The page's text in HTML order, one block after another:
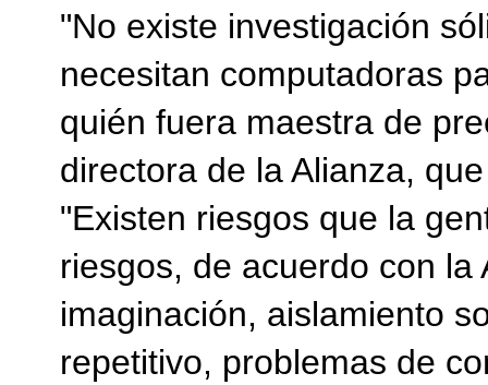
"No existe investigación
necesitan computadoras
quién fuera maestra de
directora de la Alianza,
"Existen riesgos que la
riesgos, de acuerdo con
imaginación, aislamiento
repetitivo, problemas de